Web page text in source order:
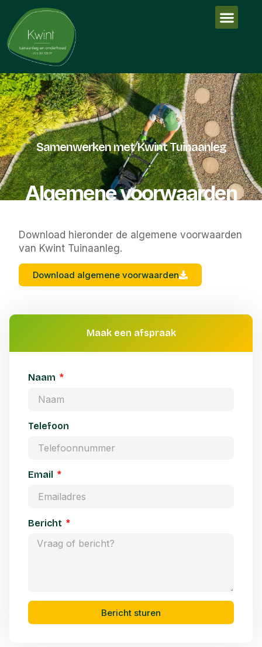
Samenwerken met Kwint Tuinaanleg
Algemene voorwaarden
Download hieronder de algemene voorwaarden
van Kwint Tuinaanleg.
Download algemene voorwaarden
Maak een afspraak
Naam
Telefoon
Email
Bericht
Bericht sturen